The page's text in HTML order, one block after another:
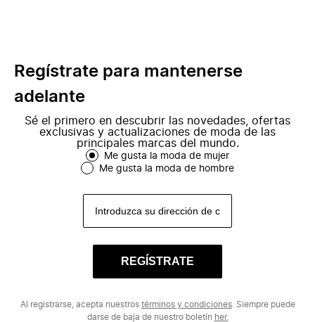
Regístrate para mantenerse
adelante
Sé el primero en descubrir las novedades, ofertas
exclusivas y actualizaciones de moda de las
principales marcas del mundo.
Me gusta la moda de mujer
Me gusta la moda de hombre
REGÍSTRATE
Al registrarse, acepta nuestros términos y condiciones. Siempre puede
darse de baja de nuestro boletín her.